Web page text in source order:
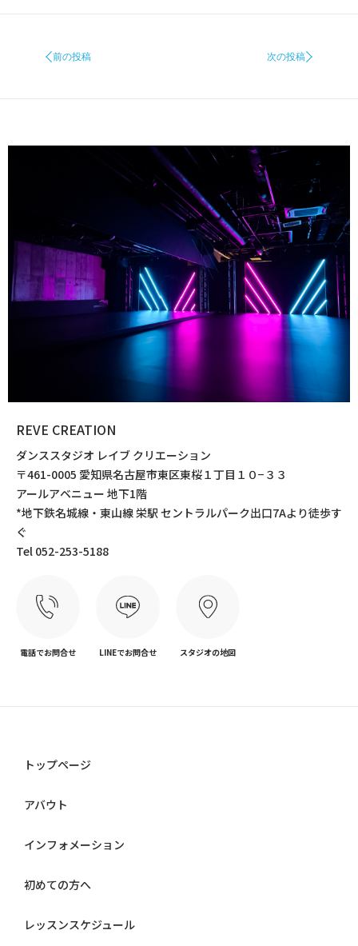
前の投稿 次の投稿
REVE CREATION
ダンススタジオ レイブ クリエーション
〒461-0005 愛知県名古屋市東区東桜１丁目１０−３３
アールアベニュー 地下1階
*地下鉄名城線・東山線 栄駅 セントラルパーク出口7Aより徒歩す
ぐ
Tel 052-253-5188
電話でお問合せ LINEでお問合せ スタジオの地図
トップページ
アバウト
インフォメーション
初めての方へ
レッスンスケジュール